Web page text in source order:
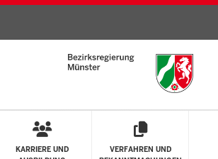
KARRIERE UND
VERFAHREN UND